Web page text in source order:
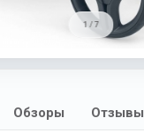
1 / 7
Обзоры Отзывы